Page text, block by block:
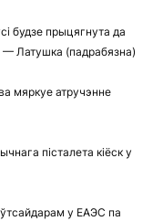
будзе прыцягнута да
— Латушка (падрабязна)
мяркуе атручэнне
пісталета кіёск у
у ЕАЭС па